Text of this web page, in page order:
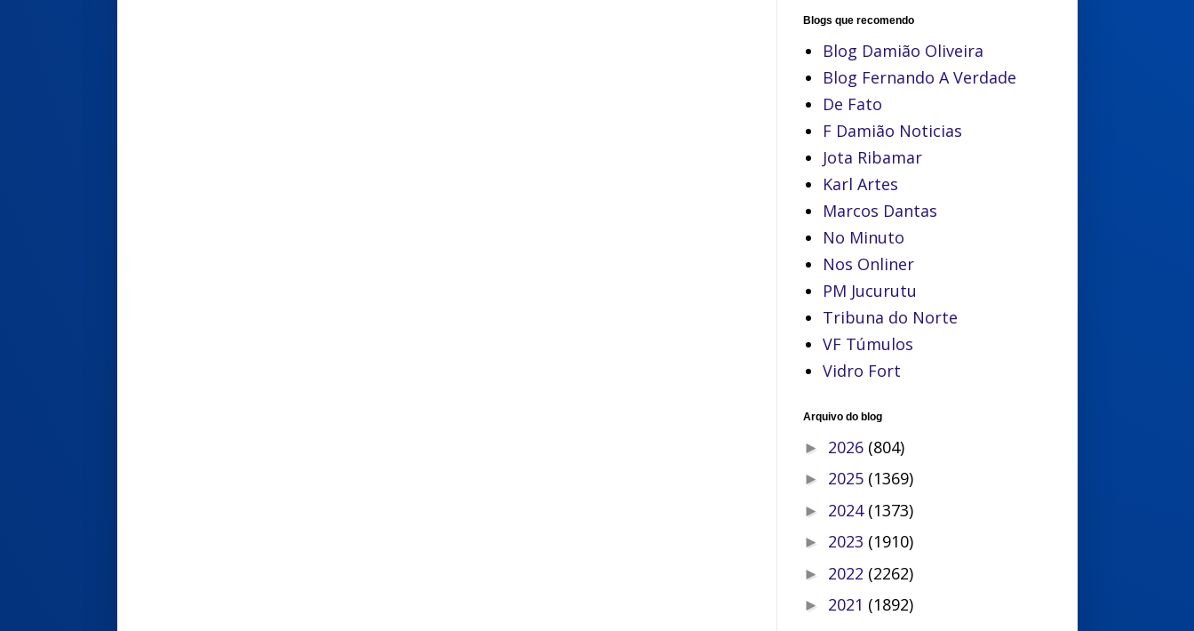
Blogs que recomendo
Blog Damião Oliveira
Blog Fernando A Verdade
De Fato
F Damião Noticias
Jota Ribamar
Karl Artes
Marcos Dantas
No Minuto
Nos Onliner
PM Jucurutu
Tribuna do Norte
VF Túmulos
Vidro Fort
Arquivo do blog
► 2026 (804)
► 2025 (1369)
► 2024 (1373)
► 2023 (1910)
► 2022 (2262)
► 2021 (1892)